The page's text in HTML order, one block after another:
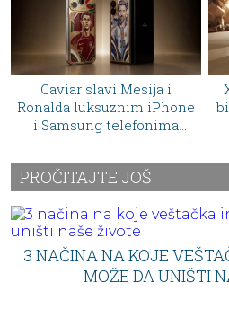
XGIMI Titan Noir donosi
bioskopski kvalitet slike u
kućni bioskop
PROČITAJTE JOŠ
3 NAČINA NA KOJE
MOŽE DA UNIŠTI